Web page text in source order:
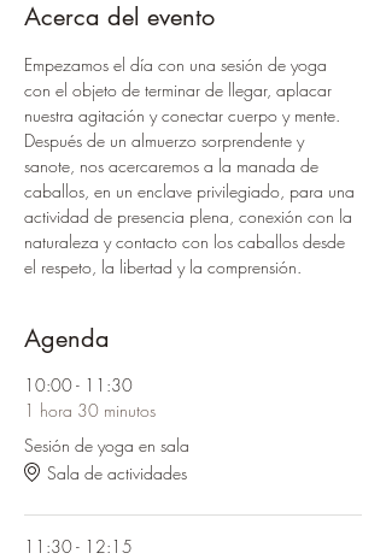
Acerca del evento
Empezamos el día con una sesión de yoga
con el objeto de terminar de llegar, aplacar
nuestra agitación y conectar cuerpo y mente.
Después de un almuerzo sorprendente y
sanote, nos acercaremos a la manada de
caballos, en un enclave privilegiado, para una
actividad de presencia plena, conexión con la
naturaleza y contacto con los caballos desde
el respeto, la libertad y la comprensión.
Agenda
10:00 - 11:30
1 hora 30 minutos
Sesión de yoga en sala
Sala de actividades
11:30 - 12:15